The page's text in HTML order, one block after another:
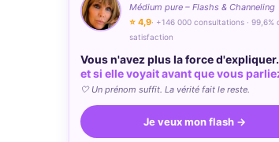
Médium pure – Flashs & Channeling
⭐ 4,9· +146 000 consultations · 99,6%
satisfaction
Vous n'avez plus la force
et si elle voyait avant que vous
🤍 Un prénom suffit. La vérité fait le reste.
Je veux mon flash →